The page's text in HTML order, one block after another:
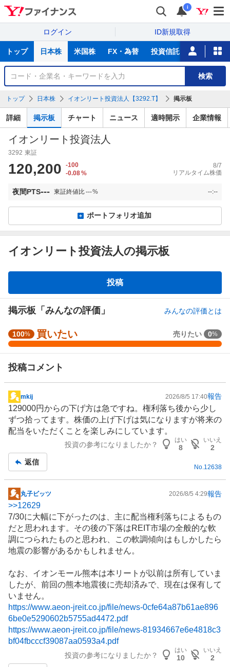
i
ログイン ID新規取得
サ
トップ 日本株 米国株 FX・為替 投資信託 ニュース
銘
検
索
検索
トップ 日本株 イオンリート投資法人【3292.T】 掲示板
詳細 掲示板 チャート ニュース 適時開示 企業情報
イオンリート投資法人
3292 東証
120,200
-100
-0.08%
8/7
リアルタイム株価
夜間PTS--- 東証終値比---% --:--
ポートフォリオ追加
イオンリート投資法人の掲示板
板
投稿
掲示板「みんなの評価」 みんなの評価とは
強
く
い
い
1
0
0
%
い
た
い
0
%
、
様
子
0
%
、
売
り
た
い
%
100% 買いたい 売りたい 0%
投稿コメント
掲
示
板
記
mkij 2026/8/5 17:40報告
129000円からの下げ方は急ですね。権利落ち後から少し
ずつ拾ってます。株価の上げ下げは気になりますが将来の
配当をいただくことを楽しみにしています。
投資の参考になりましたか？
はい
8
いいえ
2
返信
No.12638
掲
示
板
記
事
丸子ビッツ 2026/8/5 4:29報告
>>12629
7/30に大幅に下がったのは、主に配当権利落ちによるもの
だと思われます。その後の下落はREIT市場の全般的な軟
調につられたものと思われ、この軟調傾向はもしかしたら
地震の影響があるかもしれません。
なお、イオンモール熊本は本リートが以前は所有していま
したが、前回の熊本地震後に売却済みで、現在は保有して
いません。
https://www.aeon-jreit.co.jp/file/news-0cfe64a87b61ae896
6be0e5290602b5755ad4472.pdf
https://www.aeon-jreit.co.jp/file/news-81934667e6e4818c3
bf04fbcccf39087aa0593a4.pdf
投資の参考になりましたか？
はい
10
いいえ
2